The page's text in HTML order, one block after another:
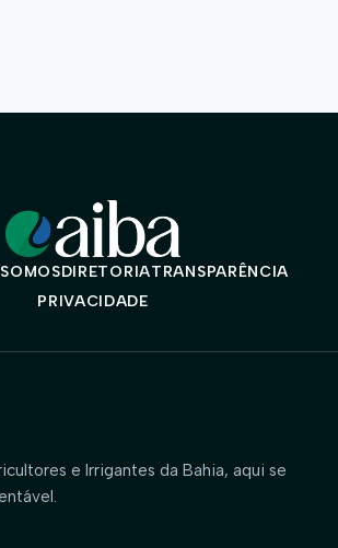
DIRETORIATRANSPARÊNCIA
PRIVACIDADE
e Irrigantes da Bahia, aqui se